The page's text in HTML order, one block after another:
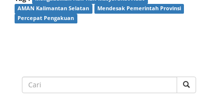
AMAN Kalimantan Selatan
Mendesak Pemerintah Provinsi
Percepat Pengakuan